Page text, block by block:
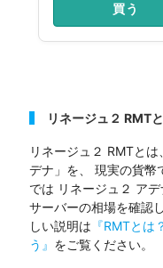
買う
リネージュ２ RMT
リネージュ２ RMTと
デナ」を、 現実の貨幣
では リネージュ２ ア
サーバーの相場を確認
しい説明は 『RMTと
う』 をご覧ください。